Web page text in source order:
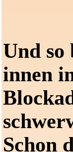
Und so
innen
Schon